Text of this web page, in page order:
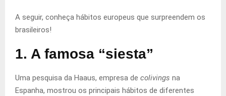
A seguir, conheça hábitos europeus que surpreendem os
brasileiros!
1. A famosa “siesta”
Uma pesquisa da Haaus, empresa de colivings na
Espanha, mostrou os principais hábitos de diferentes